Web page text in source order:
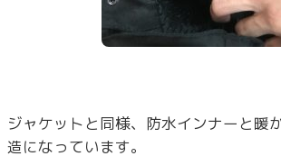
ジャケットと同様、防水インナーと暖
造になっています。